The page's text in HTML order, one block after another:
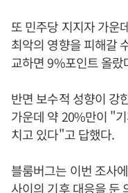
또 민주당 지지자 가운
최악의 영향을 피해갈
교하면 9%포인트 올랐
반면 보수적 성향이 강
가운데 약 20%만이 "
치고 있다"고 답했다.
블룸버그는 이번 조사
사이의 기후 대응을 둔